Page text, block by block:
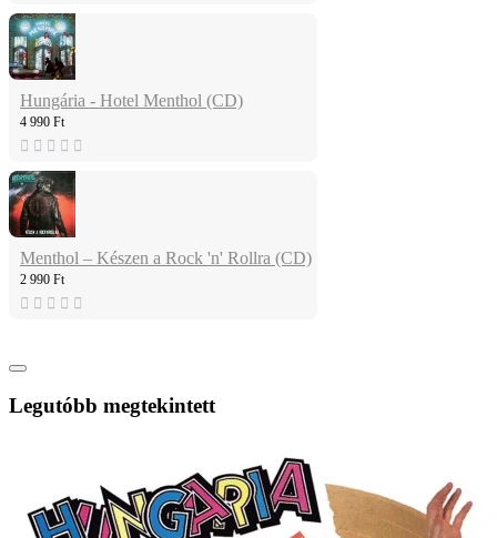
Hungária - Hotel Menthol (CD)
4 990 Ft
Menthol – Készen a Rock 'n' Rollra (CD)
2 990 Ft
Legutóbb megtekintett